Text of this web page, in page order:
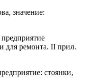
значение:
для ремонта. II прил.
стоянки,